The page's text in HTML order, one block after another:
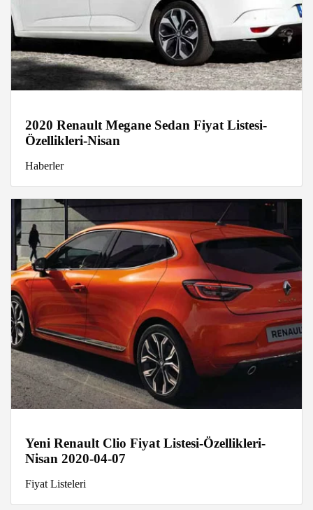
2020 Renault Megane Sedan Fiyat Listesi-
Özellikleri-Nisan
Haberler
Yeni Renault Clio Fiyat Listesi-Özellikleri-
Nisan 2020-04-07
Fiyat Listeleri